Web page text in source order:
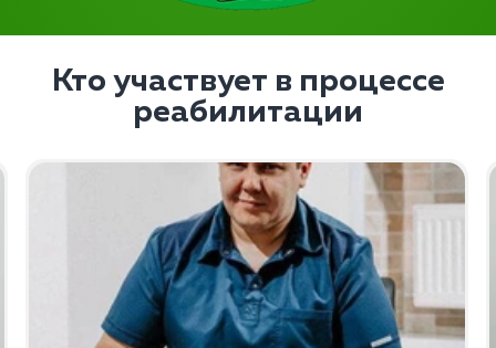
Кто участвует в процессе
реабилитации